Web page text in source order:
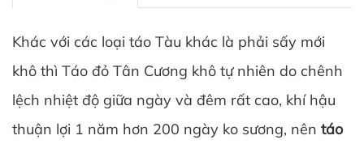
Khác với các loại táo Tàu khác là phải sấy mới
khô thì Táo đỏ Tân Cương khô tự nhiên do chênh
lệch nhiệt độ giữa ngày và đêm rất cao, khí hậu
thuận lợi 1 năm hơn 200 ngày ko sương, nên táo